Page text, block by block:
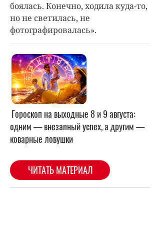
боялась. Конечно, ходила куда-то,
но не светилась, не
фотографировалась».